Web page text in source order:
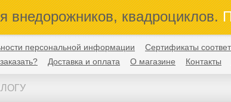
внедорожников, квадроциклов.
персональной информации
Сертификаты
Доставка и оплата О магазине Контакты